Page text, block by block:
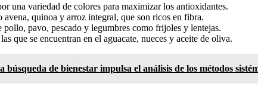
una variedad de colores para maximizar los antioxidantes.
avena, quinoa y arroz integral, que son ricos en fibra.
pollo, pavo, pescado y legumbres como frijoles y lentejas.
que se encuentran en el aguacate, nueces y aceite de oliva.
búsqueda de bienestar impulsa el análisis de los métodos